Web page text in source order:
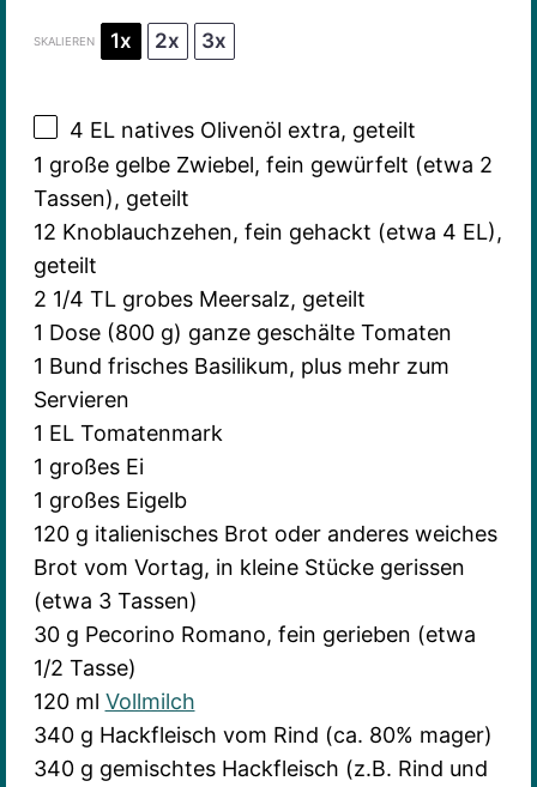
SKALIEREN 1x 2x 3x
4 EL natives Olivenöl extra, geteilt
1 große gelbe Zwiebel, fein gewürfelt (etwa 2
Tassen), geteilt
12 Knoblauchzehen, fein gehackt (etwa 4 EL),
geteilt
2 1/4 TL grobes Meersalz, geteilt
1 Dose (800 g) ganze geschälte Tomaten
1 Bund frisches Basilikum, plus mehr zum
Servieren
1 EL Tomatenmark
1 großes Ei
1 großes Eigelb
120 g italienisches Brot oder anderes weiches
Brot vom Vortag, in kleine Stücke gerissen
(etwa 3 Tassen)
30 g Pecorino Romano, fein gerieben (etwa
1/2 Tasse)
120 ml Vollmilch
340 g Hackfleisch vom Rind (ca. 80% mager)
340 g gemischtes Hackfleisch (z.B. Rind und